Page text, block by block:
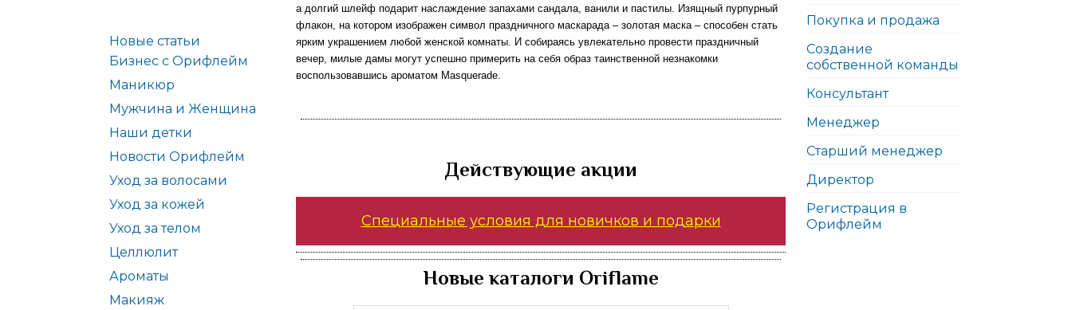
Новые статьи
Бизнес с Орифлейм
Маникюр
Мужчина и Женщина
Наши детки
Новости Орифлейм
Уход за волосами
Уход за кожей
Уход за телом
Целлюлит
Ароматы
Макияж
а долгий шлейф подарит наслаждение запахами сандала, ванили и пастилы. Изящный пурпурный
флакон, на котором изображен символ праздничного маскарада – золотая маска – способен стать
ярким украшением любой женской комнаты. И собираясь увлекательно провести праздничный
вечер, милые дамы могут успешно примерить на себя образ таинственной незнакомки
воспользовавшись ароматом Masquerade.
Действующие акции
Специальные условия для новичков и подарки
Новые каталоги Oriflame
Покупка и продажа
Создание
собственной команды
Консультант
Менеджер
Старший менеджер
Директор
Регистрация в
Орифлейм